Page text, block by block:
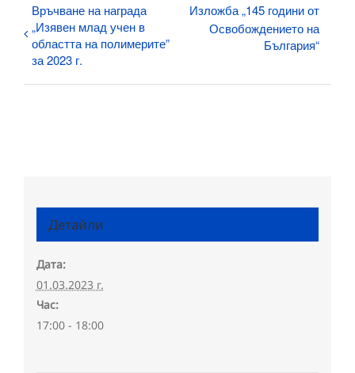
Връчване на награда
„Изявен млад учен в
областта на полимерите”
за 2023 г.
Изложба „145 години от
Освобождението на
България“
Детайли
Дата:
01.03.2023 г.
Час:
17:00 - 18:00